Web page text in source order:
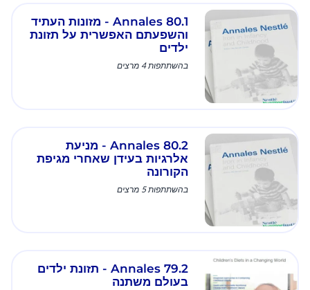
Annales 80.1 - מזונות העתיד
והשפעתם האפשרית על תזונת
ילדים
בהשתתפות 4 מרצים
Annales 80.2 - מניעת
אלרגיות בעידן שאחרי מגיפת
הקורונה
בהשתתפות 5 מרצים
Annales 79.2 - תזונת ילדים
בעולם משתנה